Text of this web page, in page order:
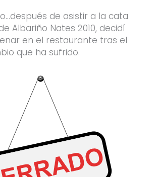
de asistir a la cata
Albariño Nates 2010, decidí
en el restaurante tras el
que ha sufrido.